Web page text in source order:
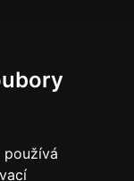
používá